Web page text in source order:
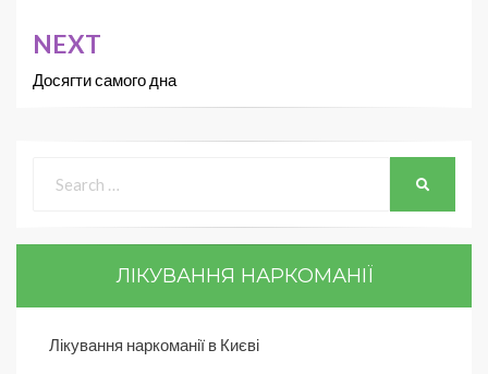
NEXT
Досягти самого дна
ЛІКУВАННЯ НАРКОМАНІЇ
Лікування наркоманії в Києві